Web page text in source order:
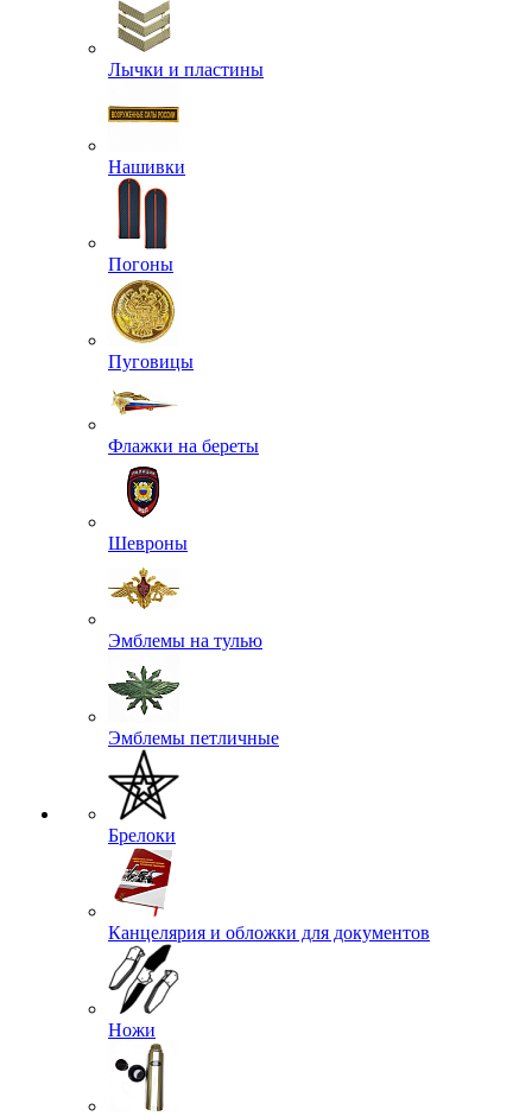
Лычки и пластины
Нашивки
Погоны
Пуговицы
Флажки на береты
Шевроны
Эмблемы на тулью
Эмблемы петличные
Брелоки
Канцелярия и обложки для документов
Ножи